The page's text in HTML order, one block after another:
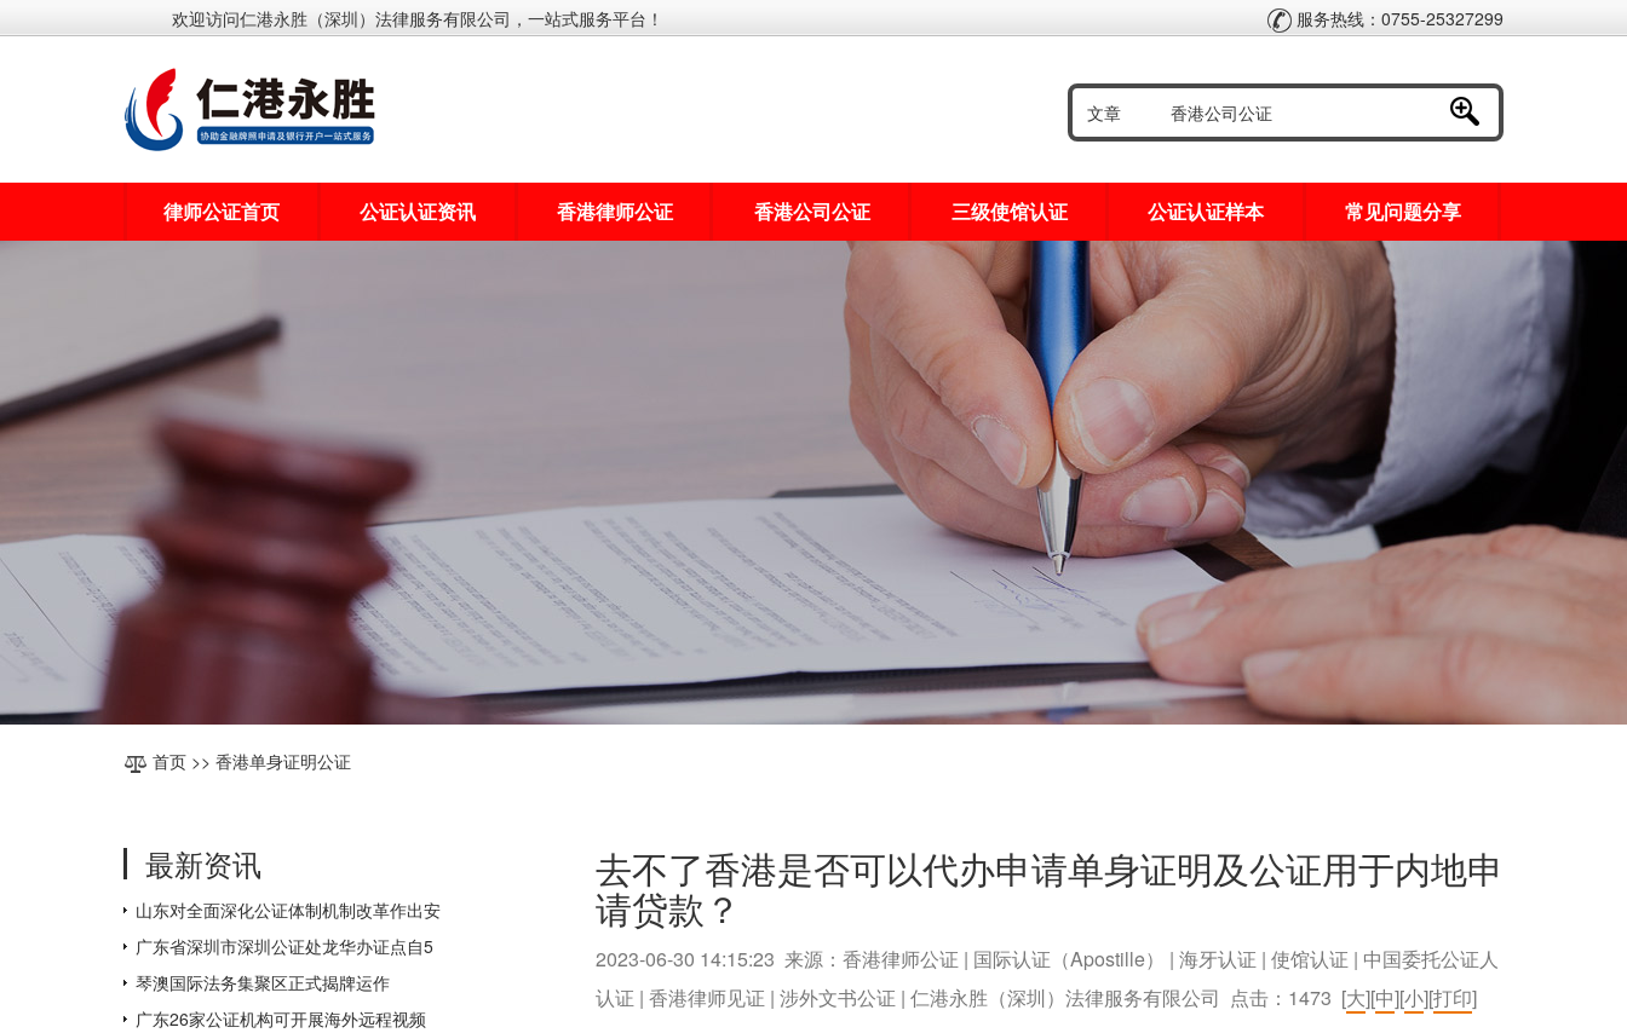
欢迎访问仁港永胜（深圳）法律服务有限公司，一站式服务平台！ 服务热线：0755-25327299
律师公证首页 公证认证资讯 香港律师公证 香港公司公证 三级使馆认证 公证认证样本 常见问题分享
首页 >> 香港单身证明公证
最新资讯
山东对全面深化公证体制机制改革作出安
排部署
广东省深圳市深圳公证处龙华办证点自5
月31日起对外办公
琴澳国际法务集聚区正式揭牌运作
广东26家公证机构可开展海外远程视频
去不了香港是否可以代办申请单身证明及公证用于内地申
请贷款？
2023-06-30 14:15:23 来源：香港律师公证 | 国际认证（Apostille） | 海牙认证 | 使馆认证 | 中国委托公证人
认证 | 香港律师见证 | 涉外文书公证 | 仁港永胜（深圳）法律服务有限公司 点击： 1473 [大][中][小][打印]